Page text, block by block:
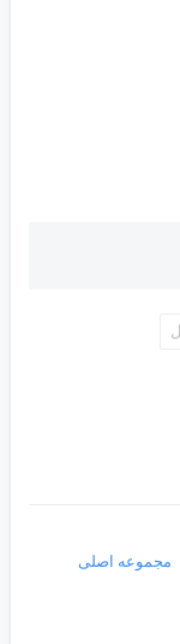
مجموعه اصلی